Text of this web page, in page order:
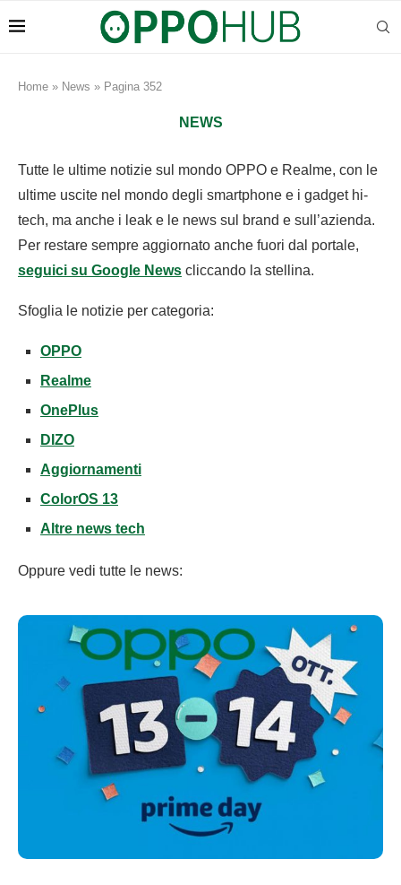
Home » News » Pagina 352
NEWS
Tutte le ultime notizie sul mondo OPPO e Realme, con le
ultime uscite nel mondo degli smartphone e i gadget hi-
tech, ma anche i leak e le news sul brand e sull’azienda.
Per restare sempre aggiornato anche fuori dal portale,
seguici su Google News cliccando la stellina.
Sfoglia le notizie per categoria:
OPPO
Realme
OnePlus
DIZO
Aggiornamenti
ColorOS 13
Altre news tech
Oppure vedi tutte le news: